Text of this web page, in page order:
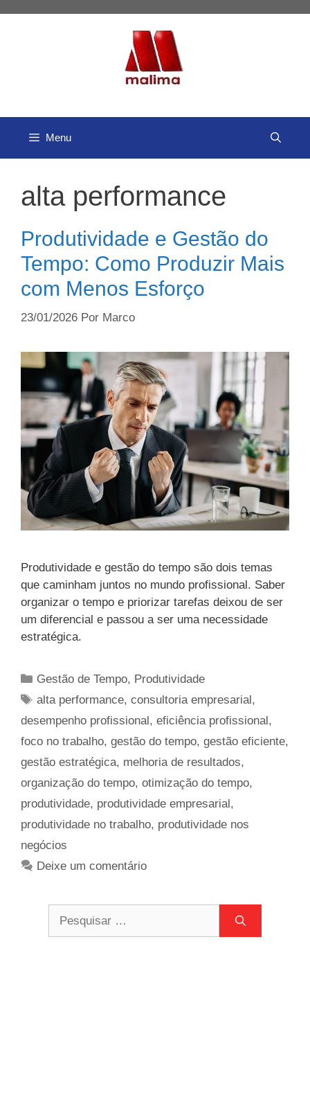
Menu
alta performance
Produtividade e Gestão do
Tempo: Como Produzir Mais
com Menos Esforço
23/01/2026 Por Marco
Produtividade e gestão do tempo são dois temas
que caminham juntos no mundo profissional. Saber
organizar o tempo e priorizar tarefas deixou de ser
um diferencial e passou a ser uma necessidade
estratégica.
Categorias
Gestão de Tempo, Produtividade
Tags
alta performance,consultoria empresarial ,
desempenho profissional , eficiência profissional ,
foco no trabalho, gestão do tempo, gestão eficiente,
gestão estratégica, melhoria de resultados,
organização do tempo, otimização do tempo,
produtividade, produtividade empresarial ,
produtividade no trabalho, produtividade nos
negócios
Deixe um comentário